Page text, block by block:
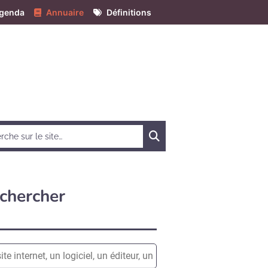
Annuaire Définitions